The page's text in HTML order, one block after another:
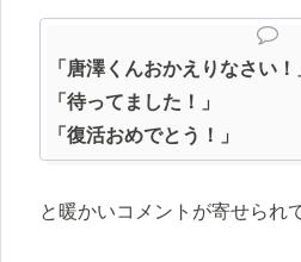
「唐澤くんおかえりなさい！
「待ってました！」
「復活おめでとう！」
と暖かいコメントが寄せられ